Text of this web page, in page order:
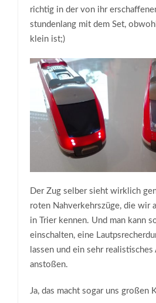
richtig in der von ihr
stundenlang mit dem Set,
klein ist;)
Der Zug selber sieht wirklich
roten Nahverkehrszüge, die wir
in Trier kennen. Und man kann
einschalten, eine
lassen und ein sehr
anstoßen.
Ja, das macht sogar uns großen